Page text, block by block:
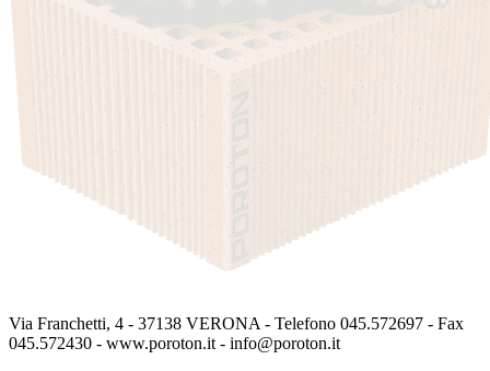
Via Franchetti, 4 - 37138 VERONA - Telefono 045.572697 - Fax
045.572430 - www.poroton.it - info@poroton.it